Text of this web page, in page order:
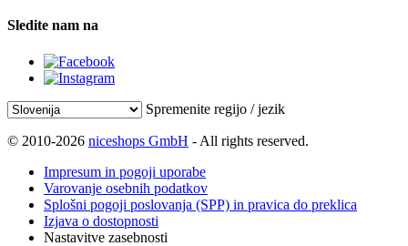
Sledite nam na
Spremenite regijo / jezik
© 2010-2026 niceshops GmbH - All rights reserved.
Impresum in pogoji uporabe
Varovanje osebnih podatkov
Splošni pogoji poslovanja (SPP) in pravica do preklica
Izjava o dostopnosti
Nastavitve zasebnosti